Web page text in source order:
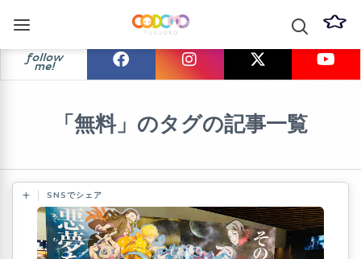
follow
me!
「無料」のタグの記事一覧
SNSでシェア